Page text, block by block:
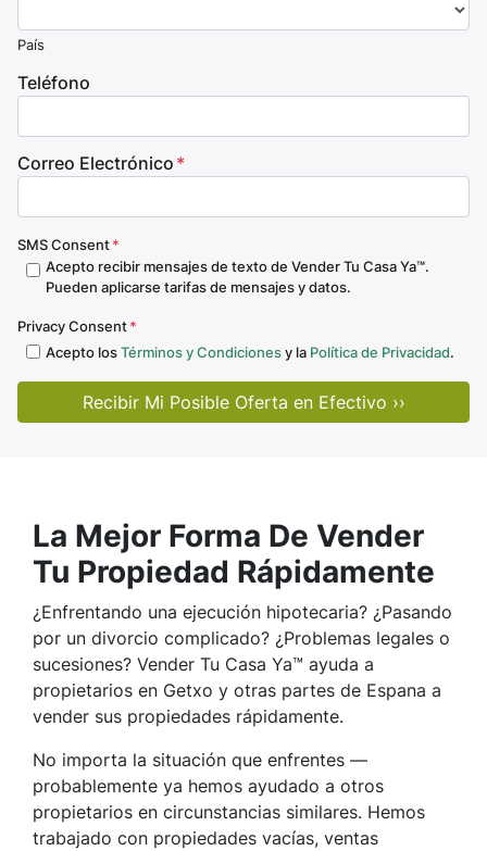
País
Teléfono
Correo Electrónico *
SMS Consent *
Acepto recibir mensajes de texto de Vender Tu Casa Ya™.
Pueden aplicarse tarifas de mensajes y datos.
Privacy Consent *
Acepto los Términos y Condicionesy la Política de Privacidad.
La Mejor Forma De Vender
Tu Propiedad Rápidamente
¿Enfrentando una ejecución hipotecaria? ¿Pasando
por un divorcio complicado? ¿Problemas legales o
sucesiones? Vender Tu Casa Ya™ ayuda a
propietarios en Getxo y otras partes de Espana a
vender sus propiedades rápidamente.
No importa la situación que enfrentes —
probablemente ya hemos ayudado a otros
propietarios en circunstancias similares. Hemos
trabajado con propiedades vacías, ventas